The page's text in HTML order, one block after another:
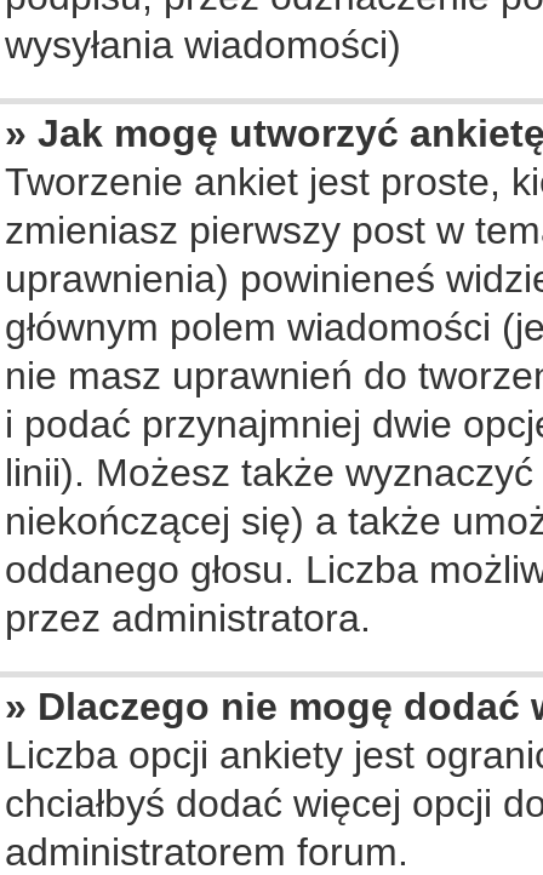
wysyłania wiadomości)
» Jak mogę utworzyć
Tworzenie ankiet jest proste,
zmieniasz pierwszy post w
uprawnienia) powinieneś
głównym polem wiadomości
nie masz uprawnień do
i podać przynajmniej dwie
linii). Możesz także
niekończącej się) a także
oddanego głosu. Liczba
przez administratora.
» Dlaczego nie mogę
Liczba opcji ankiety jest
chciałbyś dodać więcej opcji
administratorem forum.